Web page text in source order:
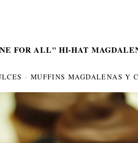
FOR ALL" HI-HAT
· MUFFINS MAGDALENAS Y